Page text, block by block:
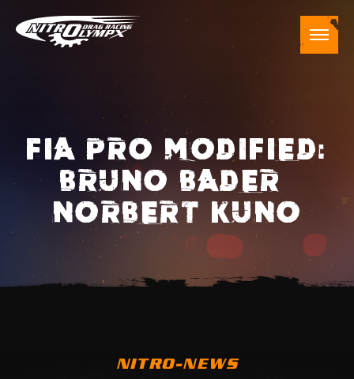
FIA PRO MODIFIED:
BRUNO BADER –
NORBERT KUNO
NITRO-NEWS